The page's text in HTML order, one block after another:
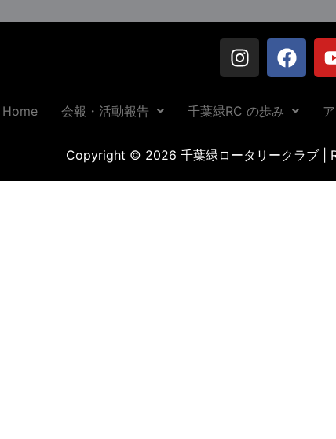
Home 会報・活動報告 千葉緑RC の歩み
Copyright © 2026 千葉緑ロータリークラブ |